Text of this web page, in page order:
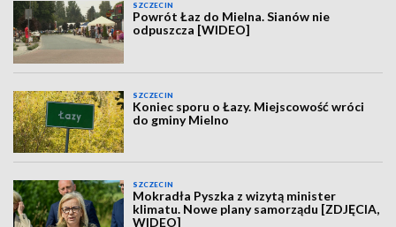
SZCZECIN
Powrót Łaz do Mielna. Sianów nie
odpuszcza [WIDEO]
SZCZECIN
Koniec sporu o Łazy. Miejscowość wróci
do gminy Mielno
SZCZECIN
Mokradła Pyszka z wizytą minister
klimatu. Nowe plany samorządu [ZDJĘCIA,
WIDEO]